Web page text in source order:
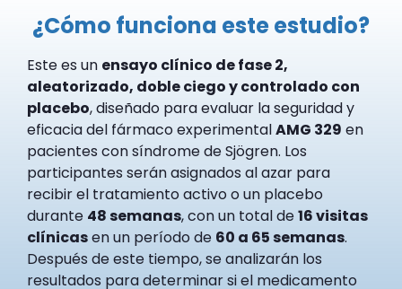
¿Cómo funciona este estudio?
Este es un ensayo clínico de fase 2,
aleatorizado, doble ciego y controlado con
placebo, diseñado para evaluar la seguridad y
eficacia del fármaco experimentalAMG 329 en
pacientes con síndrome de Sjögren. Los
participantes serán asignados al azar para
recibir el tratamiento activo o un placebo
durante 48 semanas, con un total de16 visitas
clínicasen un período de 60 a 65 semanas.
Después de este tiempo, se analizarán los
resultados para determinar si el medicamento